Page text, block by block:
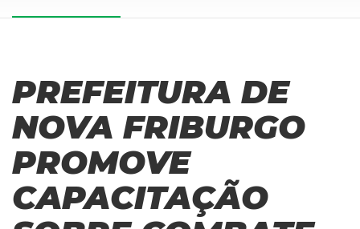
PREFEITURA DE
NOVA FRIBURGO
PROMOVE
CAPACITAÇÃO